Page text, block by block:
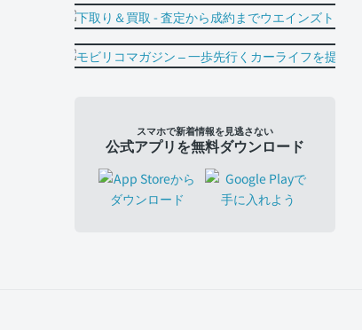
スマホで新着情報を見逃さない
公式アプリを無料ダウンロード